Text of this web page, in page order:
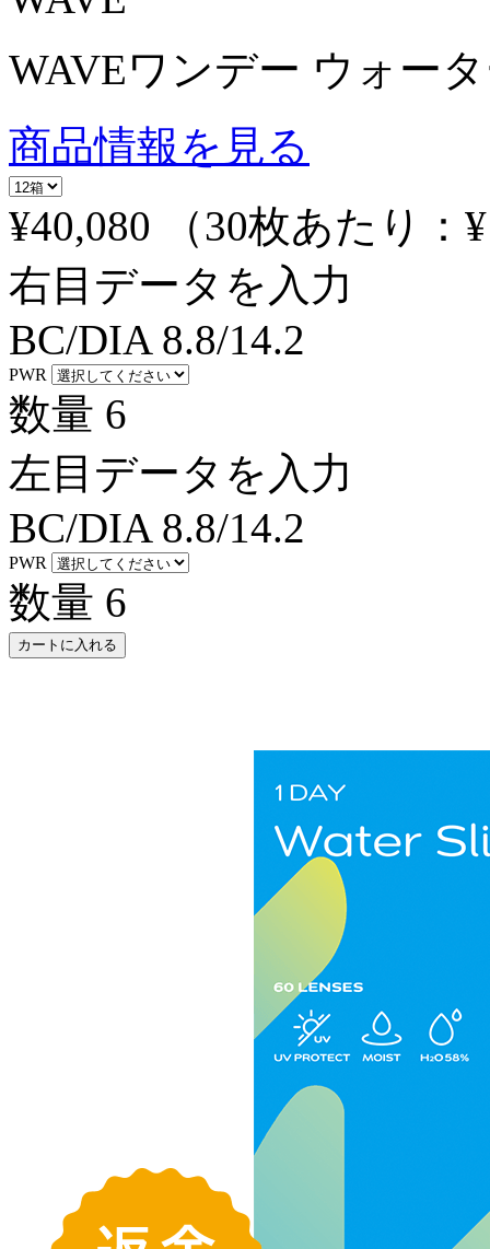
WAVEワンデー ウォー
商品情報を見る
¥40,080
（30枚あたり：
右目データを入力
BC/DIA 8.8/14.2
PWR
数量 6
左目データを入力
BC/DIA 8.8/14.2
PWR
数量 6
カートに入れる